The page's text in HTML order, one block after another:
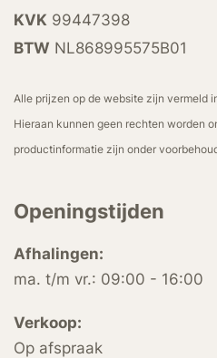
KVK 99447398
BTW NL868995575B01
Alle prijzen op de website zijn vermeld
Hieraan kunnen geen rechten worden
productinformatie zijn onder
Openingstijden
Afhalingen:
ma. t/m vr.: 09:00 - 16:00
Verkoop:
Op afspraak